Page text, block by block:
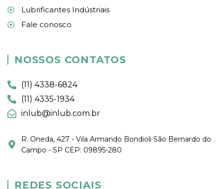
Lubrificantes Indústriais
Fale conosco
NOSSOS CONTATOS
(11) 4338-6824
(11) 4335-1934
inlub@inlub.com.br
R. Oneda, 427 - Vila Armando Bondioli São Bernardo do
Campo - SP CEP: 09895-280
REDES SOCIAIS